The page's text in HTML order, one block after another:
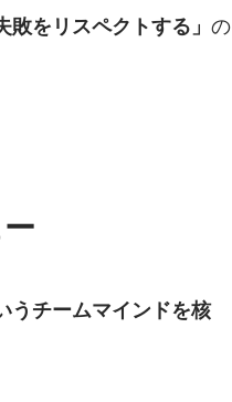
敗をリスペクトする」 の
うチームマインドを核